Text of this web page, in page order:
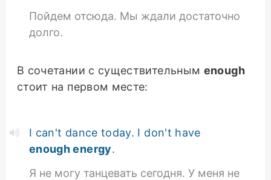
Пойдем отсюда. Мы ждали достаточно
долго.
В сочетании с существительным enough
стоит на первом месте:
I can't dance today. I don't have
enough energy.
Я не могу танцевать сегодня. У меня не